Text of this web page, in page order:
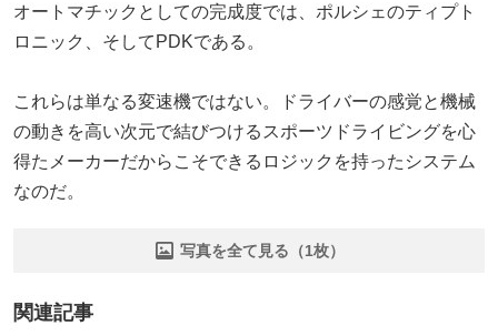
オートマチックとしての完成度では、ポルシェのティプト
ロニック、そしてPDKである。
これらは単なる変速機ではない。ドライバーの感覚と機械
の動きを高い次元で結びつけるスポーツドライビングを心
得たメーカーだからこそできるロジックを持ったシステム
なのだ。
写真を全て見る（1枚）
関連記事